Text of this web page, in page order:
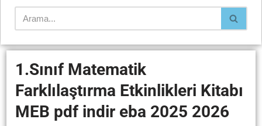
1.Sınıf Matematik
Farklılaştırma Etkinlikleri Kitabı
MEB pdf indir eba 2025 2026